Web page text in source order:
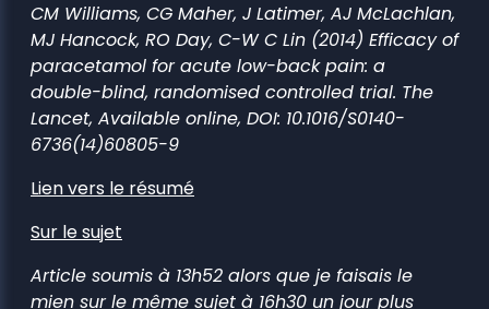
CM Williams, CG Maher, J Latimer, AJ McLachlan,
MJ Hancock, RO Day, C-W C Lin (2014) Efficacy of
paracetamol for acute low-back pain: a
double-blind, randomised controlled trial. The
Lancet, Available online, DOI: 10.1016/S0140-
6736(14)60805-9
Lien vers le résumé
Sur le sujet
Article soumis à 13h52 alors que je faisais le
mien sur le même sujet à 16h30 un jour plus